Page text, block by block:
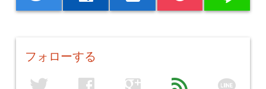
フォローする